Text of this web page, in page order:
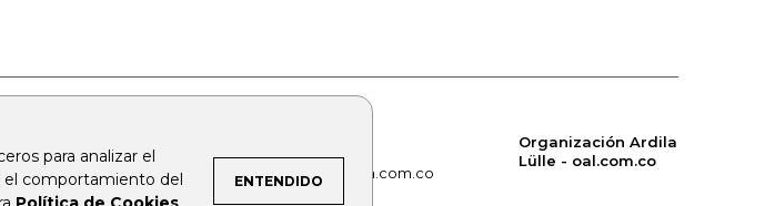
para analizar el
el comportamiento del
ENTENDIDO
bolsaencolombia.com
noticiasrcn.com lafm.com.co
alerta.com.co
Organización Ardila
Lülle - oal.com.co